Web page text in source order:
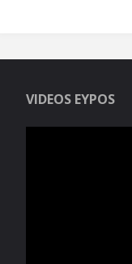
VIDEOS EYPOS